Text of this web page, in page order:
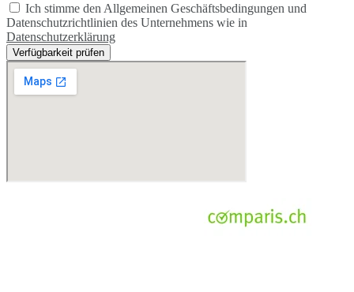
Ich stimme den Allgemeinen Geschäftsbedingungen und
Datenschutzrichtlinien des Unternehmens wie in
Datenschutzerklärung
Verfügbarkeit prüfen